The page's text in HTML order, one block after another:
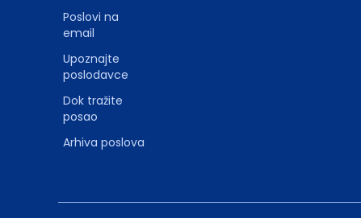
Poslovi na
email
Upoznajte
poslodavce
Dok tražite
posao
Arhiva poslova